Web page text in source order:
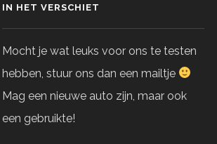
IN HET VERSCHIET
Mocht je wat leuks voor ons te testen
hebben, stuur ons dan een mailtje
Mag een nieuwe auto zijn, maar ook
een gebruikte!